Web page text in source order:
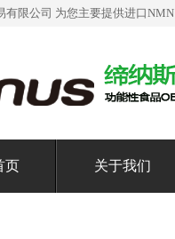
有限公司 为您主要提供进口NMN
页 关于我们